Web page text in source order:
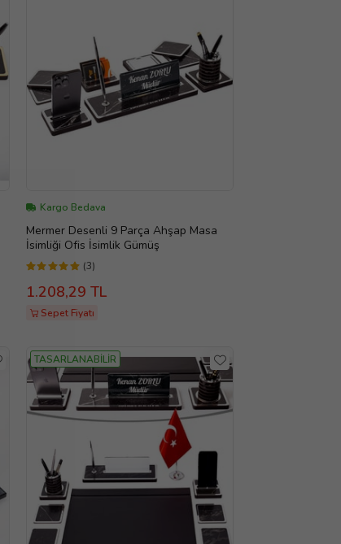
Kargo Bedava
Mermer Desenli 9 Parça Ahşap Masa
İsimliği Ofis İsimlik Gümüş
(3)
1.208,29 TL
Sepet Fiyatı
TASARLANABİLİR